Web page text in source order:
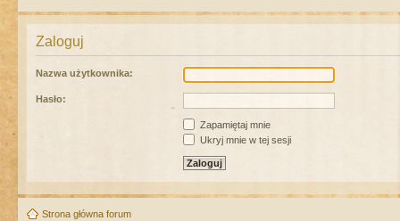
Zaloguj
Nazwa użytkownika:
Hasło:
Zapamiętaj mnie
Ukryj mnie w tej sesji
Strona główna forum